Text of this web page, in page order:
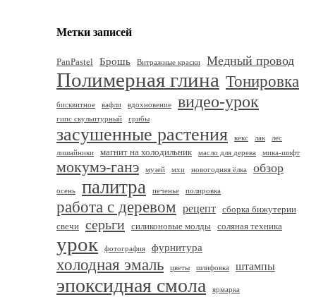
Метки записей
PanPastel Брошь Витражные краски Медный провод
Полимерная глина Тонировка
бисквитное вафли вдохновение видео-урок
гипс скульптурный грибы
засушенные растения кекс лак
лес
лишайники
магнит на холодильник масло для дерева мика-шифт
мокумэ-ганэ музей мхи новогодняя ёлка обзор
осень палитра печенье полировка
работа с деревом рецепт сборка бижутерии
свечи серьги силиконовые молды соляная техника
урок фотография фурнитура
холодная эмаль цветы шлифовка штампы
эпоксидная смола ярмарка